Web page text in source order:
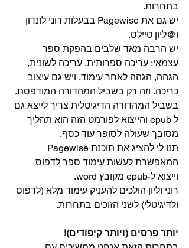
בתחרות.
יש גם את Pagewise בבעלות רוני לונדון
ו@ליון טיילס.
יש הרבה מאד שלבים בהפקת ספר
עצמאי: עריכה ספרותית, עריכה לשונית,
הגהה, הגהה לאחר עימוד, ויש גם עיצוב
כריכה. וזה רק בשביל המהדורה המודפסת.
בשביל המהדורה הדיגיטלית צריך לייצא גם
ל epub והייצוא לפורמט הזה הוא תהליך
מסובך שעולה לסופר עוד כסף.
המאפשרת לעשות עימוד ספר לדפוס
וייצוא ל-epub מקובץ word.
רוני וליון הולכים להעניק עימוד מלא (לדפוס
ולדיגיטלי) לשני הזוכים בתחרות.
יותר פרסים (ויותר קיפודים)!